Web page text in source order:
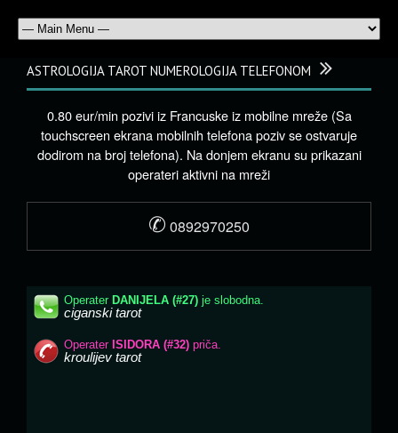
ASTROLOGIJA TAROT NUMEROLOGIJA TELEFONOM
0.80 eur/min pozivi iz Francuske iz mobilne mreže (Sa
touchscreen ekrana mobilnih telefona poziv se ostvaruje
dodirom na broj telefona). Na donjem ekranu su prikazani
operateri aktivni na mreži
✆ 0892970250